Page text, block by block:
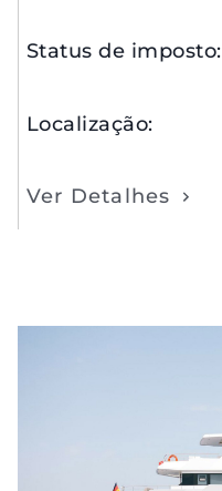
Status de imposto:
Localização:
Ver Detalhes